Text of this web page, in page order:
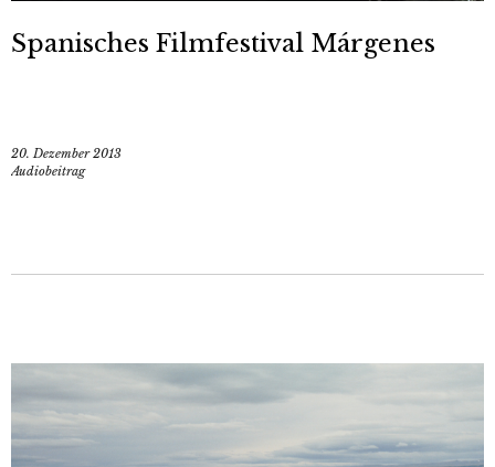
Spanisches Filmfestival Márgenes
20. Dezember 2013
Audiobeitrag